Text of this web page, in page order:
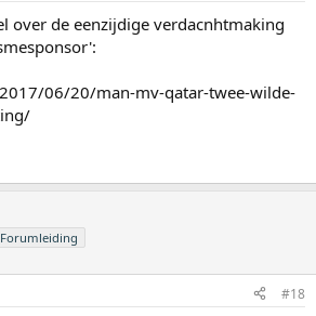
over de eenzijdige verdacnhtmaking
06/20/man-mv-qatar-twee-wilde-
Forumleiding
#18